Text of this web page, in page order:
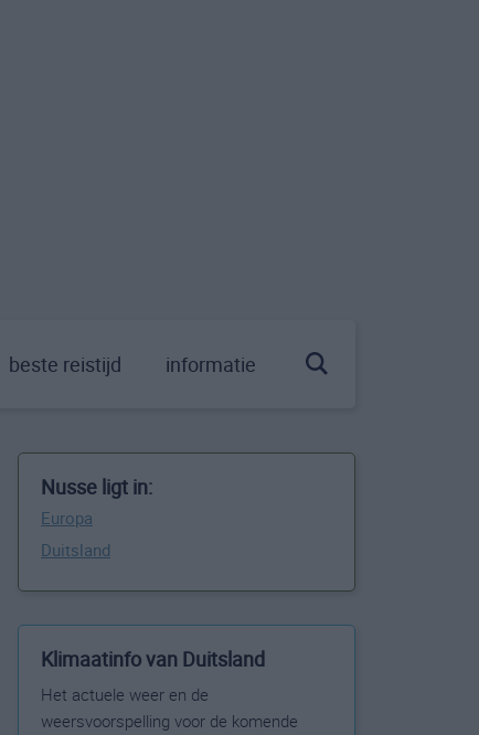
beste reistijd informatie
Nusse ligt in:
Europa
Duitsland
Klimaatinfo van Duitsland
Het actuele weer en de
weersvoorspelling voor de komende